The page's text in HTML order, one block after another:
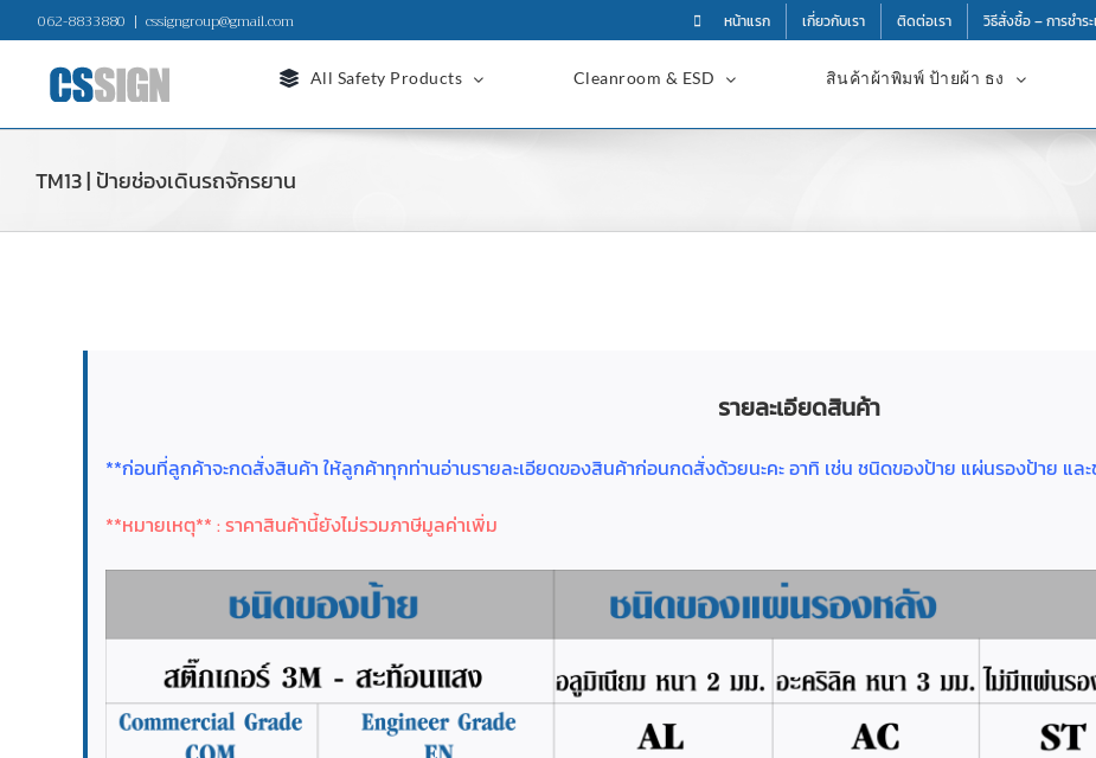
to
content
062-8833880 | cssigngroup@gmail.com หน้าแรก เกี่ยวกับเรา ติดต่อเรา วิธีสั่งซื้อ – การชำร
All Safety Products Cleanroom & ESD สินค้าผ้าพิมพ์ ป้ายผ้า ธง
TM13 | ป้ายช่องเดินรถจักรยาน
รายละเอียดสินค้า
**ก่อนที่ลูกค้าจะกดสั่งสินค้า ให้ลูกค้าทุกท่านอ่านรายละเอียดของสินค้าก่อนกดสั่งด้วยนะคะ อาทิ เช่น ชนิดของป้าย แผ่นรองป้าย แล
**หมายเหตุ** : ราคาสินค้านี้ยังไม่รวมภาษีมูลค่าเพิ่ม